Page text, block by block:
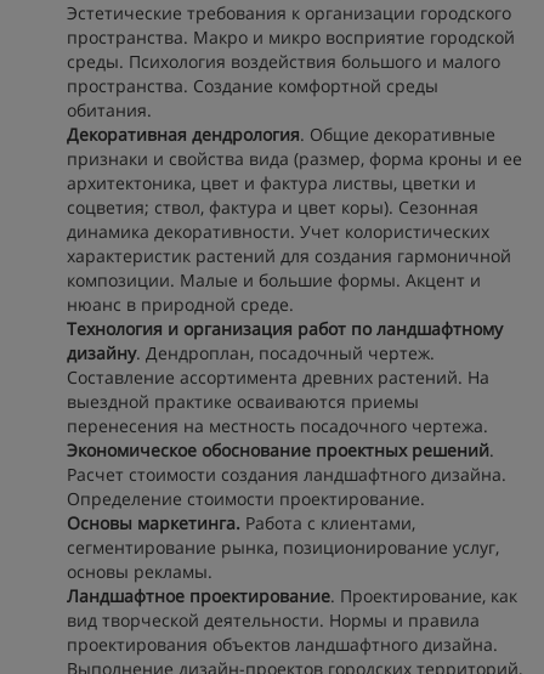
Эстетические требования к организации городского
пространства. Макро и микро восприятие городской
среды. Психология воздействия большого и малого
пространства. Создание комфортной среды
обитания.
Декоративная дендрология. Общие декоративные
признаки и свойства вида (размер, форма кроны и ее
архитектоника, цвет и фактура листвы, цветки и
соцветия; ствол, фактура и цвет коры). Сезонная
динамика декоративности. Учет колористических
характеристик растений для создания гармоничной
композиции. Малые и большие формы. Акцент и
нюанс в природной среде.
Технология и организация работ по ландшафтному
дизайну. Дендроплан, посадочный чертеж.
Составление ассортимента древних растений. На
выездной практике осваиваются приемы
перенесения на местность посадочного чертежа.
Экономическое обоснование проектных решений.
Расчет стоимости создания ландшафтного дизайна.
Определение стоимости проектирование.
Основы маркетинга. Работа с клиентами,
сегментирование рынка, позиционирование услуг,
основы рекламы.
Ландшафтное проектирование. Проектирование, как
вид творческой деятельности. Нормы и правила
проектирования объектов ландшафтного дизайна.
Выполнение дизайн-проектов городских территорий,